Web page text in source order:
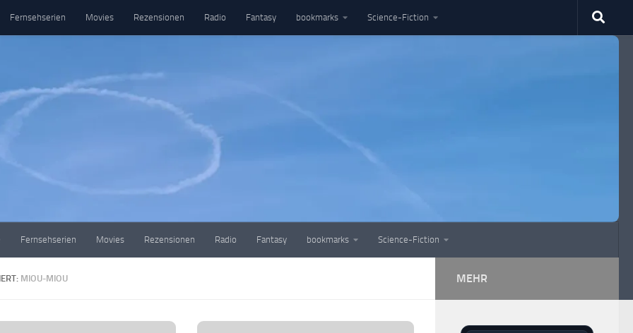
Fernsehserien Movies Rezensionen Radio Fantasy bookmarks Science-Fiction
Fernsehserien Movies Rezensionen Radio Fantasy bookmarks Science-Fiction
MIOU-MIOU MEHR